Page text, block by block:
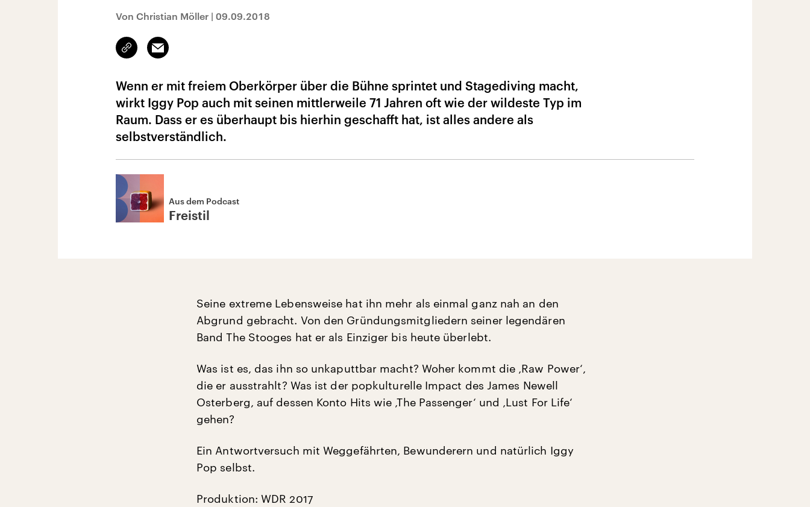
Von Christian Möller | 09.09.2018
Link
kopieren/teilen
Email
Wenn er mit freiem Oberkörper über die Bühne sprintet und Stagediving macht,
wirkt Iggy Pop auch mit seinen mittlerweile 71 Jahren oft wie der wildeste Typ im
Raum. Dass er es überhaupt bis hierhin geschafft hat, ist alles andere als
selbstverständlich.
Aus dem Podcast
Freistil
Seine extreme Lebensweise hat ihn mehr als einmal ganz nah an den
Abgrund gebracht. Von den Gründungsmitgliedern seiner legendären
Band The Stooges hat er als Einziger bis heute überlebt.
Was ist es, das ihn so unkaputtbar macht? Woher kommt die ‚Raw Power‘,
die er ausstrahlt? Was ist der popkulturelle Impact des James Newell
Osterberg, auf dessen Konto Hits wie ‚The Passenger‘ und ‚Lust For Life‘
gehen?
Ein Antwortversuch mit Weggefährten, Bewunderern und natürlich Iggy
Pop selbst.
Produktion: WDR 2017